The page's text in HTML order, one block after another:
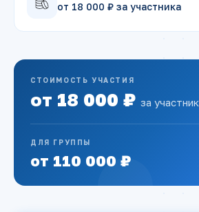
от 18 000 ₽ за участника
СТОИМОСТЬ УЧАСТИЯ
от 18 000 ₽ за
ДЛЯ ГРУППЫ
от 110 000 ₽